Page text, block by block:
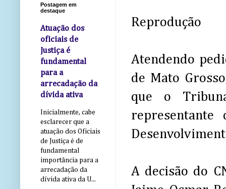
Reprodução
Atendendo
de Mato
que o
A decisão do
Postagem em
destaque
Atuação dos
oficiais de
Justiça é
fundamental
para a
arrecadação da
dívida ativa
Inicialmente, cabe
esclarecer que a
atuação dos Oficiais
de Justiça é de
fundamental
importância para a
arrecadação da
dívida ativa da U...